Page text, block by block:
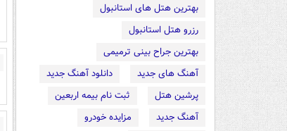
بهترین هتل های استانبول
رزرو هتل استانبول
بهترین جراح بینی ترمیمی
آهنگ های جدید
دانلود آهنگ جدید
پرشین هتل
ثبت نام بیمه اربعین
آهنگ جدید
مزایده خودرو